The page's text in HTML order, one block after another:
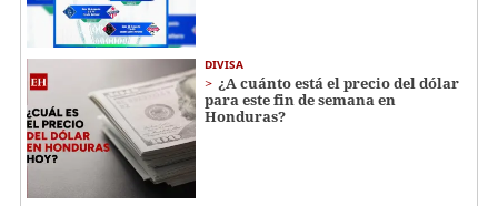
DIVISA
¿A cuánto está el precio del dólar
para este fin de semana en
Honduras?